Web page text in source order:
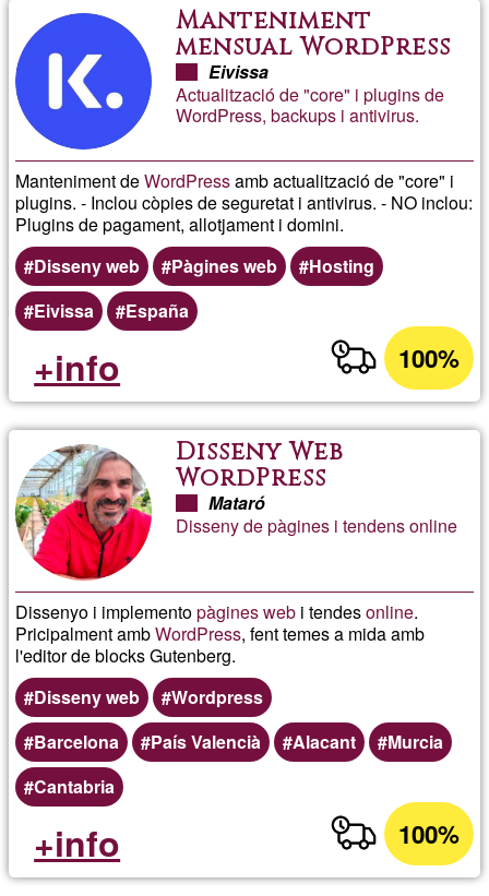
Manteniment
mensual WordPress
Eivissa
Actualització de "core" i plugins de
WordPress, backups i antivirus.
Manteniment deWordPressamb actualització de "core" i
plugins. - Inclou còpies de seguretat i antivirus. - NO inclou:
Plugins de pagament, allotjament i domini.
Disseny web
Pàgines web
Hosting
Eivissa
España
100%
+info
Disseny Web
WordPress
Mataró
Disseny de pàgines i tendens online
Dissenyo i implementopàgines web i tendesonline.
Pricipalment ambWordPress, fent temes a mida amb
l'editor de blocks Gutenberg.
Disseny web
Wordpress
Barcelona
País Valencià Alacant
Murcia
Cantabria
100%
+info